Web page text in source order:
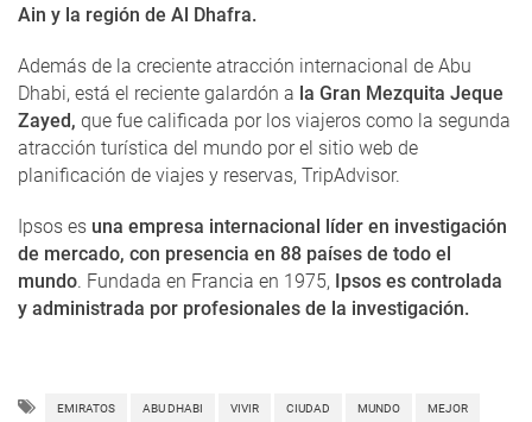
Ain y la región de Al Dhafra.
Además de la creciente atracción internacional de Abu
Dhabi, está el reciente galardón a la Gran Mezquita Jeque
Zayed, que fue calificada por los viajeros como la segunda
atracción turística del mundo por el sitio web de
planificación de viajes y reservas, TripAdvisor.
Ipsos es una empresa internacional líder en investigación
de mercado, con presencia en 88 países de todo el
mundo. Fundada en Francia en 1975, Ipsos es controlada
y administrada por profesionales de la investigación.
EMIRATOS ABU DHABI VIVIR CIUDAD MUNDO MEJOR